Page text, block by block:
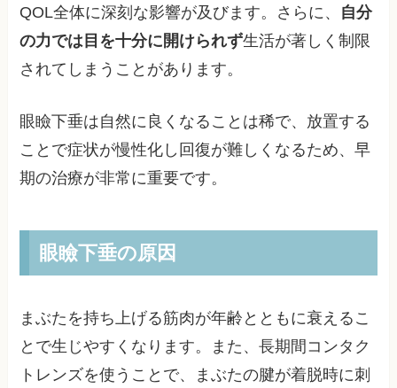
QOL全体に深刻な影響が及びます。さらに、 自分
の力では目を十分に開けられず生活が著しく制限
されてしまうことがあります。
眼瞼下垂は自然に良くなることは稀で、放置する
ことで症状が慢性化し回復が難しくなるため、早
期の治療が非常に重要です。
眼瞼下垂の原因
まぶたを持ち上げる筋肉が年齢とともに衰えるこ
とで生じやすくなります。また、長期間コンタク
トレンズを使うことで、まぶたの腱が着脱時に刺